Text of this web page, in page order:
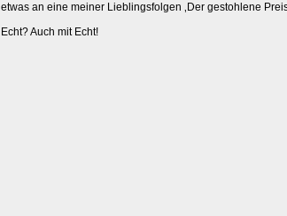
etwas an eine meiner Lieblingsfolgen ‚Der gestohlene
Echt? Auch mit Echt!